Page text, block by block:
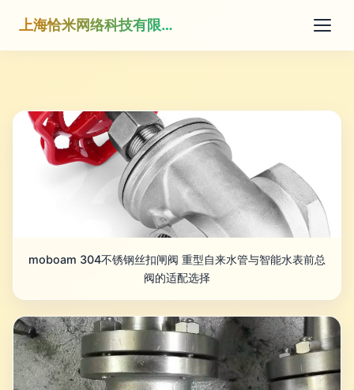
上海恰米网络科技有限公司
moboam 304不锈钢丝扣闸阀 重型自来水管与智能水表前总
阀的适配选择